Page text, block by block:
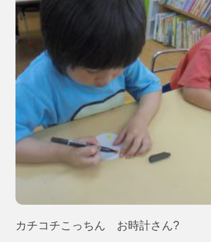
カチコチこっちん お時計さん?